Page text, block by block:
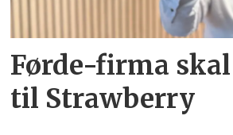
Førde-firma
til Strawberry